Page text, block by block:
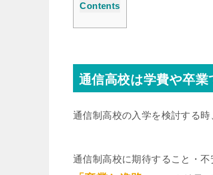
Contents
通信高校は学費や卒
通信制高校の入学を検討する
通信制高校に期待すること・不